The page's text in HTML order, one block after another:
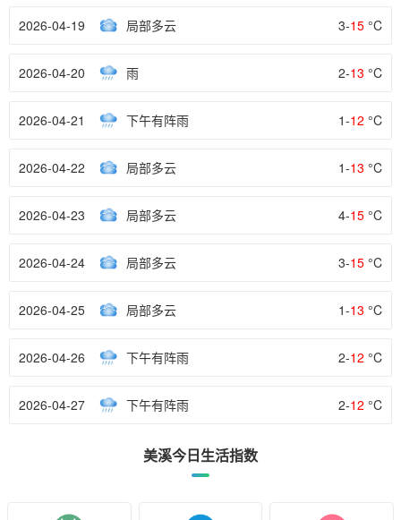
2026-04-19 局部多云 3-15 °C
2026-04-20 雨 2-13 °C
2026-04-21 下午有阵雨 1-12 °C
2026-04-22 局部多云 1-13 °C
2026-04-23 局部多云 4-15 °C
2026-04-24 局部多云 3-15 °C
2026-04-25 局部多云 1-13 °C
2026-04-26 下午有阵雨 2-12 °C
2026-04-27 下午有阵雨 2-12 °C
美溪今日生活指数